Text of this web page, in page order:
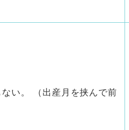
い。 （出産月を挟んで前